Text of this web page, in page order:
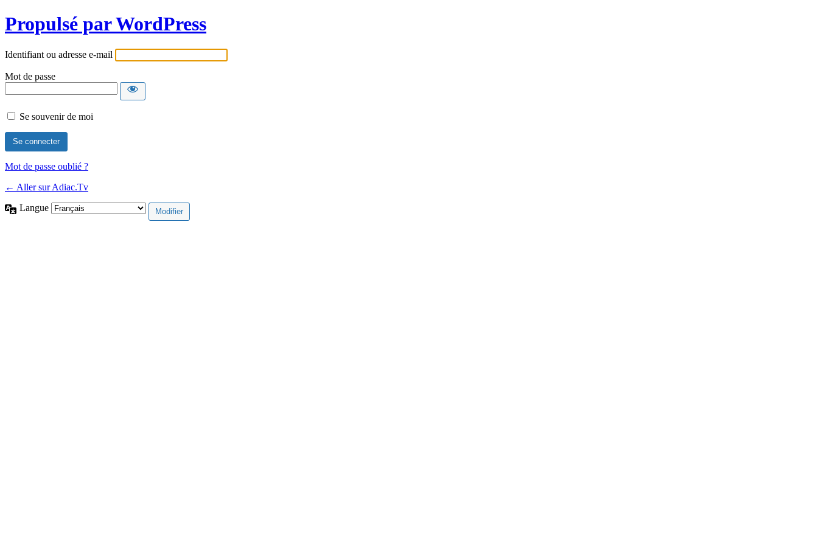
Propulsé par WordPress
Identifiant ou adresse e-mail
Mot de passe
Se souvenir de moi
Mot de passe oublié ?
← Aller sur Adiac.Tv
Langue